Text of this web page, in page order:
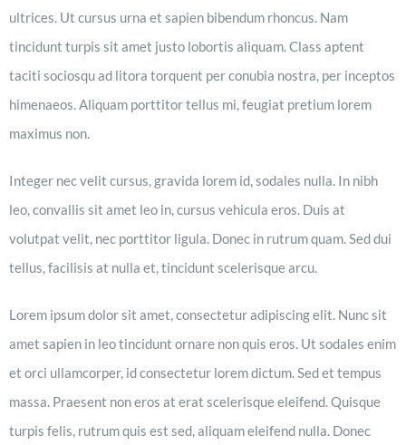
ultrices. Ut cursus urna et sapien bibendum rhoncus. Nam
tincidunt turpis sit amet justo lobortis aliquam. Class aptent
taciti sociosqu ad litora torquent per conubia nostra, per inceptos
himenaeos. Aliquam porttitor tellus mi, feugiat pretium lorem
maximus non.
Integer nec velit cursus, gravida lorem id, sodales nulla. In nibh
leo, convallis sit amet leo in, cursus vehicula eros. Duis at
volutpat velit, nec porttitor ligula. Donec in rutrum quam. Sed dui
tellus, facilisis at nulla et, tincidunt scelerisque arcu.
Lorem ipsum dolor sit amet, consectetur adipiscing elit. Nunc sit
amet sapien in leo tincidunt ornare non quis eros. Ut sodales enim
et orci ullamcorper, id consectetur lorem dictum. Sed et tempus
massa. Praesent non eros at erat scelerisque eleifend. Quisque
turpis felis, rutrum quis est sed, aliquam eleifend nulla. Donec